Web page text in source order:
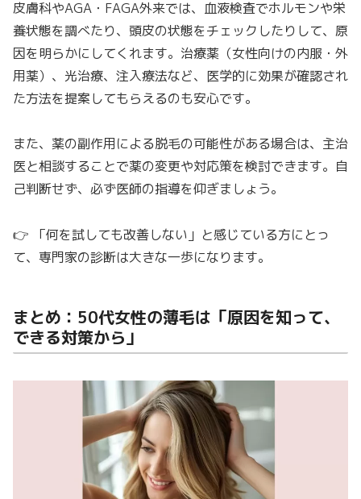
皮膚科やAGA・FAGA外来では、血液検査でホルモンや栄
養状態を調べたり、頭皮の状態をチェックしたりして、原
因を明らかにしてくれます。治療薬（女性向けの内服・外
用薬）、光治療、注入療法など、医学的に効果が確認され
た方法を提案してもらえるのも安心です。
また、薬の副作用による脱毛の可能性がある場合は、主治
医と相談することで薬の変更や対応策を検討できます。自
己判断せず、必ず医師の指導を仰ぎましょう。
👉 「何を試しても改善しない」と感じている方にとっ
て、専門家の診断は大きな一歩になります。
まとめ：50代女性の薄毛は「原因を知って、
できる対策から」